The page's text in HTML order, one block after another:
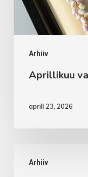
Arhiiv
Aprillikuu
aprill 23, 2026
Arhiiv
tegevused